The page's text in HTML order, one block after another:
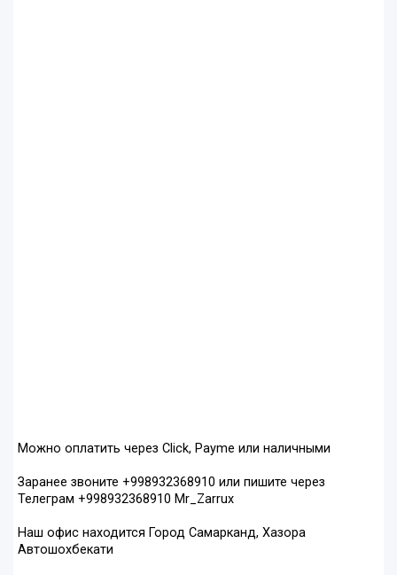
Можно оплатить через Click, Payme или наличными
Заранее звоните +998932368910 или пишите через
Телеграм +998932368910 Mr_Zarrux
Наш офис находится Город Самарканд, Хазора
Автошохбекати